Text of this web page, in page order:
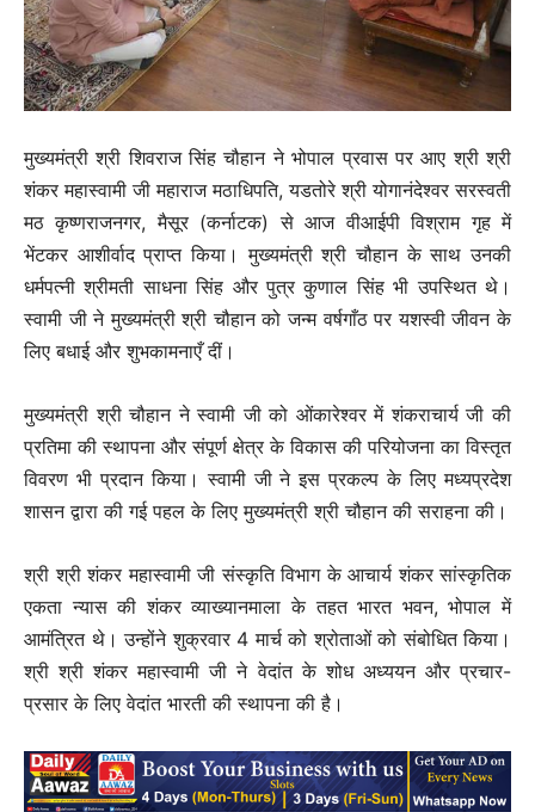
मुख्यमंत्री श्री शिवराज सिंह चौहान ने भोपाल प्रवास पर आए श्री श्री
शंकर महास्वामी जी महाराज मठाधिपति, यडतोरे श्री योगानंदेश्वर सरस्वती
मठ कृष्णराजनगर, मैसूर (कर्नाटक) से आज वीआईपी विश्राम गृह में
भेंटकर आशीर्वाद प्राप्त किया। मुख्यमंत्री श्री चौहान के साथ उनकी
धर्मपत्नी श्रीमती साधना सिंह और पुत्र कुणाल सिंह भी उपस्थित थे।
स्वामी जी ने मुख्यमंत्री श्री चौहान को जन्म वर्षगाँठ पर यशस्वी जीवन के
लिए बधाई और शुभकामनाएँ दीं।
मुख्यमंत्री श्री चौहान ने स्वामी जी को ओंकारेश्वर में शंकराचार्य जी की
प्रतिमा की स्थापना और संपूर्ण क्षेत्र के विकास की परियोजना का विस्तृत
विवरण भी प्रदान किया। स्वामी जी ने इस प्रकल्प के लिए मध्यप्रदेश
शासन द्वारा की गई पहल के लिए मुख्यमंत्री श्री चौहान की सराहना की।
श्री श्री शंकर महास्वामी जी संस्कृति विभाग के आचार्य शंकर सांस्कृतिक
एकता न्यास की शंकर व्याख्यानमाला के तहत भारत भवन, भोपाल में
आमंत्रित थे। उन्होंने शुक्रवार 4 मार्च को श्रोताओं को संबोधित किया।
श्री श्री शंकर महास्वामी जी ने वेदांत के शोध अध्ययन और प्रचार-
प्रसार के लिए वेदांत भारती की स्थापना की है।